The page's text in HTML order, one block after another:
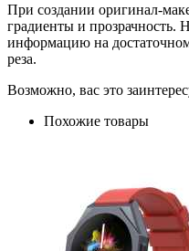
При создании оригинал-
градиенты и прозрачность.
информацию на
реза.
Возможно, вас это
Похожие товары